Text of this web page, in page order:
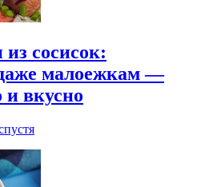
сосисок:
малоежкам —
и вкусно